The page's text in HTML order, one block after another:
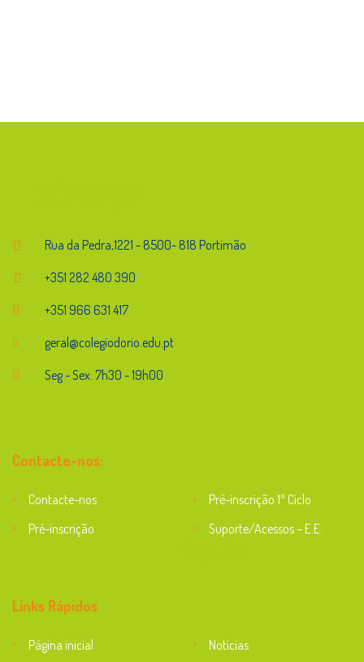
Rua da Pedra,1221 - 8500- 818 Portimão
+351 282 480 390
+351 966 631 417
geral@colegiodorio.edu.pt
Seg - Sex: 7h30 - 19h00
Contacte-nos:
Contacte-nos
Pré-inscrição 1º Ciclo
Pré-inscrição
Suporte/Acessos – E.E.
Links Rápidos
Página inicial Notícias